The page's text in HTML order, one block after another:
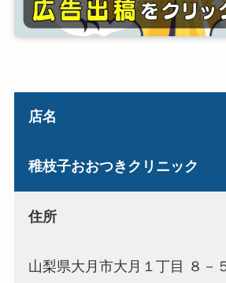
店名
稚枝子おおつきクリニック
住所
山梨県大月市大月１丁目 ８－